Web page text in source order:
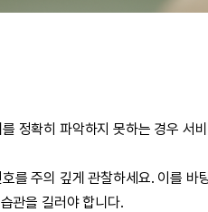
정확히 파악하지 못하는 경우 서
주의 깊게 관찰하세요. 이를
관을 길러야 합니다.